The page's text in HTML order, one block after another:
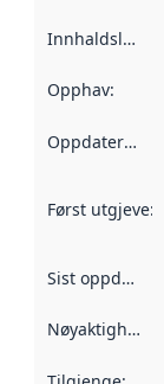
Innhaldsleverandørar
Opphav:
Oppdateringsfrekvens
Først utgjeve:
Sist oppdatert
Nøyaktigheit